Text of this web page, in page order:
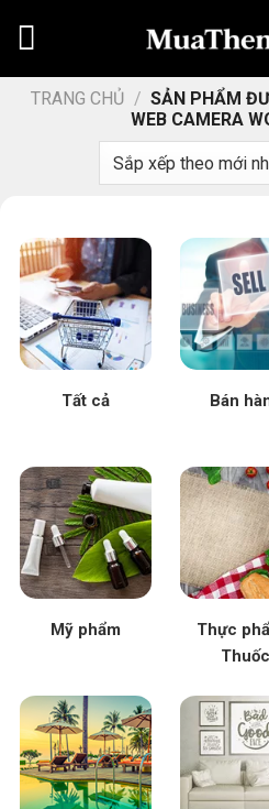
dungTRANG CHỦ / SẢN PHẨM
WEB CAMERA
Tất cả Bán
Mỹ phẩm
Thực
Thuốc